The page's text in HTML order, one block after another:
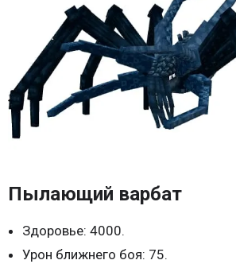
Пылающий варбат
Здоровье: 4000.
Урон ближнего боя: 75.